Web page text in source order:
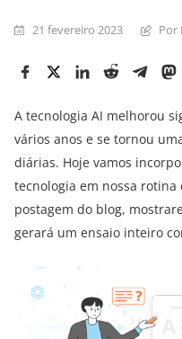
21 fevereiro 2023 Por
A tecnologia AI melhorou
vários anos e se tornou
diárias. Hoje vamos
tecnologia em nossa
postagem do blog,
gerará um ensaio inteiro